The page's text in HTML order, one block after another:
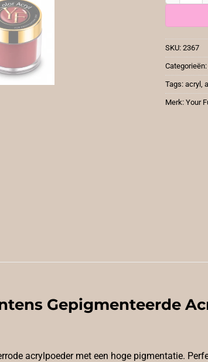
SKU: 2367
Categorieën:
Tags: acryl ,
Merk: Your
Gepigmenteerde
acrylpoeder met een hoge pigmentatie.